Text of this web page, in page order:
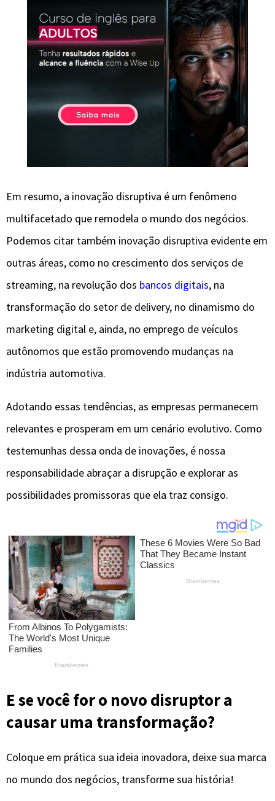
Em resumo, a inovação disruptiva é um fenômeno
multifacetado que remodela o mundo dos negócios.
Podemos citar também inovação disruptiva evidente em
outras áreas, como no crescimento dos serviços de
streaming, na revolução dos bancos digitais, na
transformação do setor de delivery, no dinamismo do
marketing digital e, ainda, no emprego de veículos
autônomos que estão promovendo mudanças na
indústria automotiva.
Adotando essas tendências, as empresas permanecem
relevantes e prosperam em um cenário evolutivo. Como
testemunhas dessa onda de inovações, é nossa
responsabilidade abraçar a disrupção e explorar as
possibilidades promissoras que ela traz consigo.
E se você for o novo disruptor a
causar uma transformação?
Coloque em prática sua ideia inovadora, deixe sua marca
no mundo dos negócios, transforme sua história!